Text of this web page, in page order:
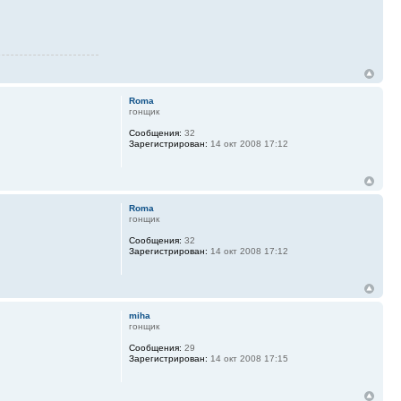
Roma
гонщик
Сообщения: 32
Зарегистрирован: 14 окт 2008 17:12
Roma
гонщик
Сообщения: 32
Зарегистрирован: 14 окт 2008 17:12
miha
гонщик
Сообщения: 29
Зарегистрирован: 14 окт 2008 17:15